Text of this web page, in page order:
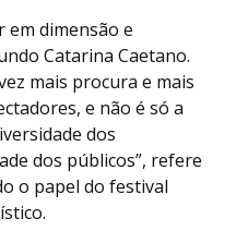
em dimensão e
Catarina Caetano.
mais procura e mais
e não é só a
dos
dos públicos”, refere
o papel do festival